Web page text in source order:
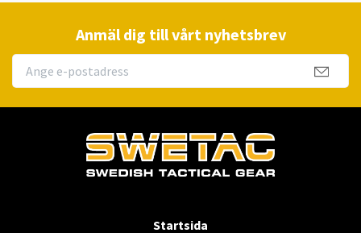
Anmäl dig till vårt nyhetsbrev
Startsida